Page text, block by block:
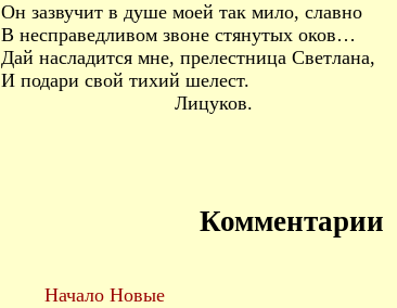
Он зазвучит в душе моей так мило, славно
В несправедливом звоне стянутых оков…
Дай насладится мне, прелестница Светлана,
И подари свой тихий шелест.
Лицуков.
Комментарии
Начало Новые